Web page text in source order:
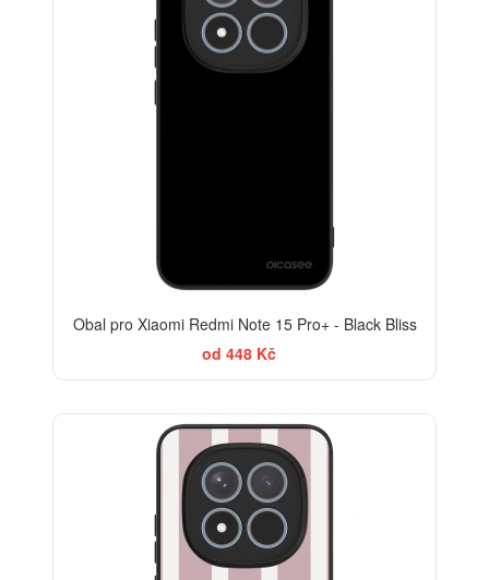
Obal pro Xiaomi Redmi Note 15 Pro+ - Black Bliss
od 448 Kč